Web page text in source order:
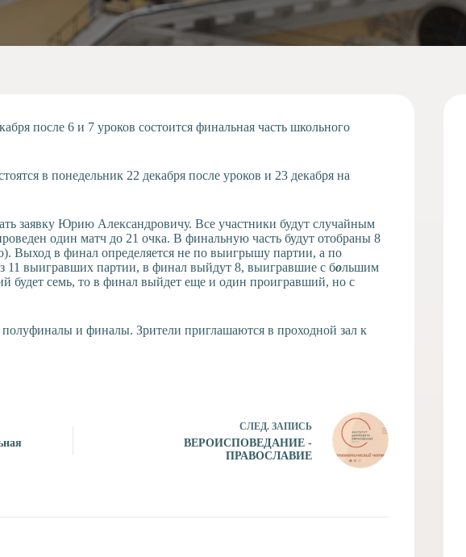
после 6 и 7 уроков состоится финальная часть школьного
в понедельник 22 декабря после уроков и 23 декабря на
заявку Юрию Александровичу. Все участники будут случайным
один матч до 21 очка. В финальную часть будут отобраны 8
Выход в финал определяется не по выигрышу партии, а по
11 выигравших партии, в финал выйдут 8, выигравшие с большим
будет семь, то в финал выйдет еще и один проигравший, но с
и финалы. Зрители приглашаются в проходной зал к
СЛЕД. ЗАПИСЬ
ВЕРОИСПОВЕДАНИЕ -
ПРАВОСЛАВИЕ